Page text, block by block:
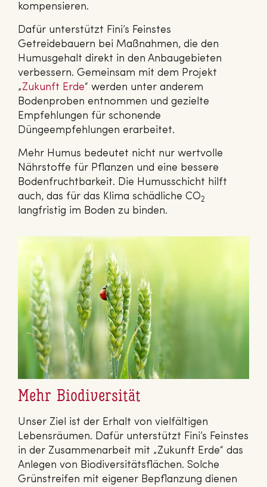
kompensieren.
Dafür unterstützt Fini’s Feinstes
Getreidebauern bei Maßnahmen, die den
Humusgehalt direkt in den Anbaugebieten
verbessern. Gemeinsam mit dem Projekt
„Zukunft Erde“ werden unter anderem
Bodenproben entnommen und gezielte
Empfehlungen für schonende
Düngeempfehlungen erarbeitet.
Mehr Humus bedeutet nicht nur wertvolle
Nährstoffe für Pflanzen und eine bessere
Bodenfruchtbarkeit. Die Humusschicht hilft
auch, das für das Klima schädliche CO2
langfristig im Boden zu binden.
Mehr Biodiversität
Unser Ziel ist der Erhalt von vielfältigen
Lebensräumen. Dafür unterstützt Fini’s Feinstes
in der Zusammenarbeit mit „Zukunft Erde“ das
Anlegen von Biodiversitätsflächen. Solche
Grünstreifen mit eigener Bepflanzung dienen